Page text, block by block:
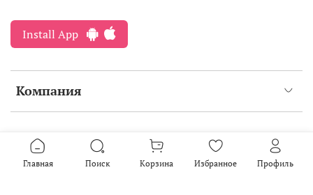
Компания
Install App
Интернет-магазин создан на inSales
2016-2026
Главная Поиск Корзина Избранное Профиль